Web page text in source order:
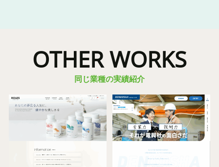
OTHER WORKS
同じ業種の実績紹介